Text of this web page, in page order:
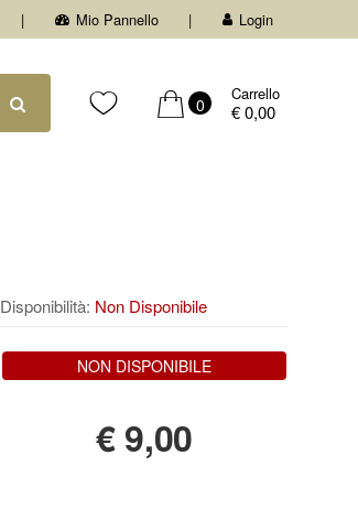
Mio Pannello Login
0
Carrello
€ 0,00
Disponibilità: Non Disponibile
NON DISPONIBILE
€9,00